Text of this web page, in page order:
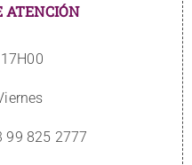
ATENCIÓN
99 825 2777